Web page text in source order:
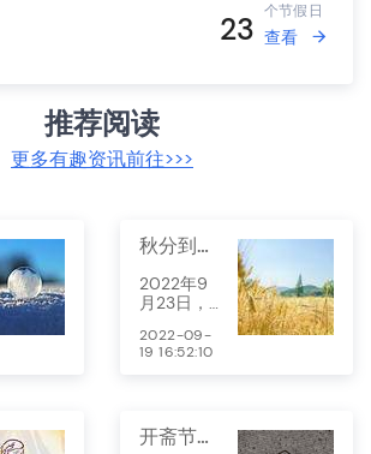
23 个节假日
查看
推荐阅读
更多有趣资讯前往>>>
秋分到了，你知道中国农民丰收节吗？
2022年9
月23日，
国农民丰
收节”将如
2022-09-
19 16:52:10
开斋节与古尔邦节的区别